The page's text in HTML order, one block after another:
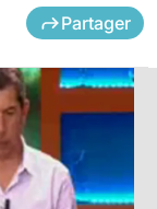
Partager